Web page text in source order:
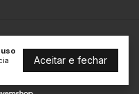
Aceitar e fechar
Todos os direitos